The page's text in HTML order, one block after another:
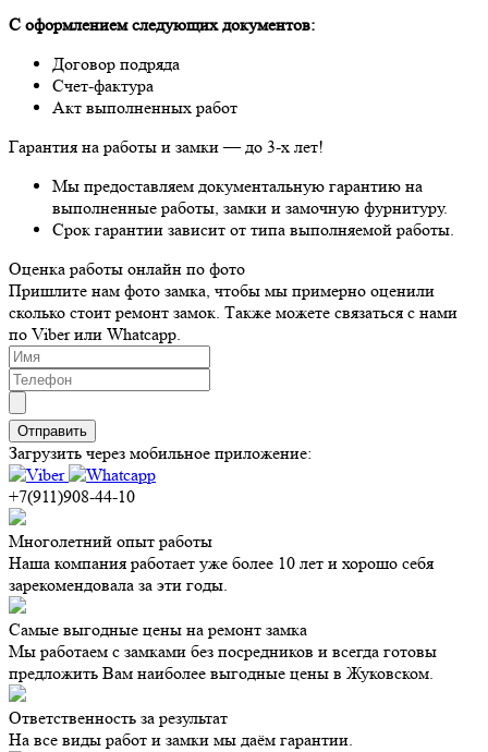
C оформлением следующих документов:
Договор подряда
Счет-фактура
Акт выполненных работ
Гарантия на работы и замки — до 3-х лет!
Мы предоставляем документальную гарантию на
выполненные работы, замки и замочную фурнитуру.
Срок гарантии зависит от типа выполняемой работы.
Оценка работы онлайн по фото
Пришлите нам фото замка, чтобы мы примерно оценили
сколько стоит ремонт замок. Также можете связаться с нами
по Viber или Whatcapp.
Загрузить через мобильное приложение:
+7(911)908-44-10
Многолетний опыт работы
Наша компания работает уже более 10 лет и хорошо себя
зарекомендовала за эти годы.
Самые выгодные цены на ремонт замка
Мы работаем с замками без посредников и всегда готовы
предложить Вам наиболее выгодные цены в Жуковском.
Ответственность за результат
На все виды работ и замки мы даём гарантии.